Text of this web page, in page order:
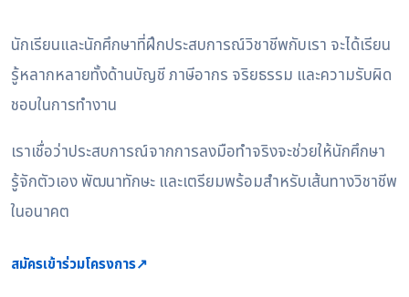
นักเรียนและนักศึกษาที่ฝึกประสบการณ์วิชาชีพกับเรา จะได้เรียน
รู้หลากหลายทั้งด้านบัญชี ภาษีอากร จริยธรรม และความรับผิด
ชอบในการทำงาน
เราเชื่อว่าประสบการณ์จากการลงมือทำจริงจะช่วยให้นักศึกษา
รู้จักตัวเอง พัฒนาทักษะ และเตรียมพร้อมสำหรับเส้นทางวิชาชีพ
ในอนาคต
สมัครเข้าร่วมโครงการ↗